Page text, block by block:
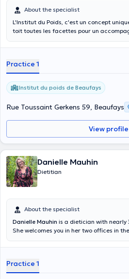
About the specialist
L'Institut du Poids, c'est un concept
toit toutes les facettes pour un
établis par le Dr Xavier Jacobs, notre
un accompagnement sportif, diététique
Practice 1
Institut du poids de Beaufays
Rue Toussaint Gerkens 59, Beaufays
View profile
Danielle Mauhin
Dietitian
About the specialist
Danielle Mauhin is a dietician with nearly
She welcomes you in her two offices in
help you find solutions and to
Practice 1